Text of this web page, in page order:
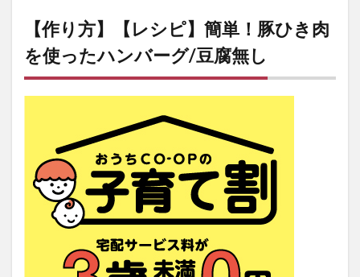
【作り方】【レシピ】簡単！豚ひき肉
を使ったハンバーグ/豆腐無し